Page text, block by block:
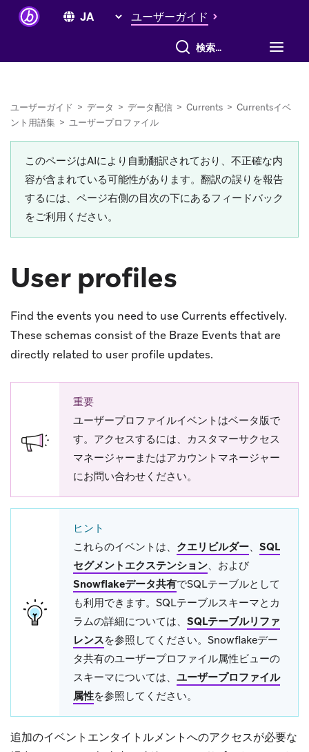
ユーザーガイド
すべて検索
ユーザーガイド > データ > データ配信 > Currents > Currentsイベ
ント用語集 > ユーザープロファイル
このページはAIにより自動翻訳されており、不正確な内
容が含まれている可能性があります。翻訳の誤りを報告
するには、ページ右側の目次の下にあるフィードバック
をご利用ください。
User profiles
Find the events you need to use Currents effectively.
These schemas consist of the Braze Events that are
directly related to user profile updates.
重要
ユーザープロファイルイベントはベータ版で
す。アクセスするには、カスタマーサクセス
マネージャーまたはアカウントマネージャー
にお問い合わせください。
ヒント
これらのイベントは、 クエリビルダー、 SQL
セグメントエクステンション、および
Snowflakeデータ共有でSQLテーブルとして
も利用できます。SQLテーブルスキーマとカ
ラムの詳細については、 SQLテーブルリファ
レンスを参照してください。Snowflakeデー
タ共有のユーザープロファイル属性ビューの
スキーマについては、 ユーザープロファイル
属性を参照してください。
追加のイベントエンタイトルメントへのアクセスが必要な